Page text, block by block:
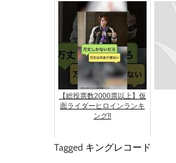
【総投票数2000票以上】仮
面ライダーヒロインランキ
ング‼︎
Tagged キングレコード